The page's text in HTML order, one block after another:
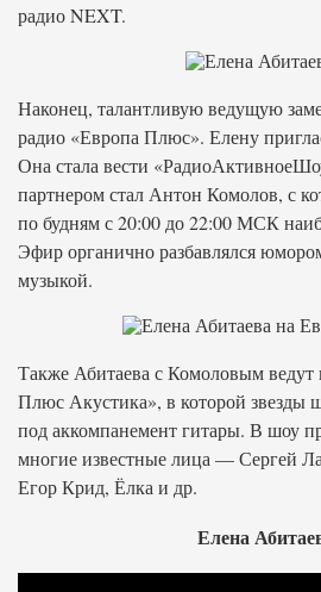
радио NEXT.
Наконец, талантливую ведущую
радио «Европа Плюс». Елену
Она стала вести
партнером стал Антон Комолов, с
по будням с 20:00 до 22:00 МСК
Эфир органично разбавлялся
музыкой.
Также Абитаева с Комоловым
Плюс Акустика», в которой звезды
под аккомпанемент гитары. В шоу
многие известные лица — Сергей
Егор Крид, Ёлка и др.
Елена